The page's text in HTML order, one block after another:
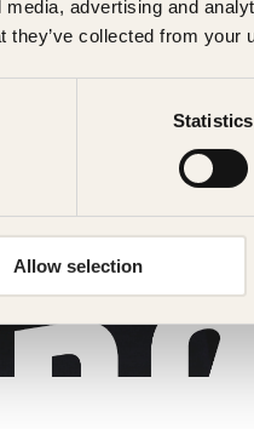
advertising and
they’ve collected from your
Statistics
Allow selection